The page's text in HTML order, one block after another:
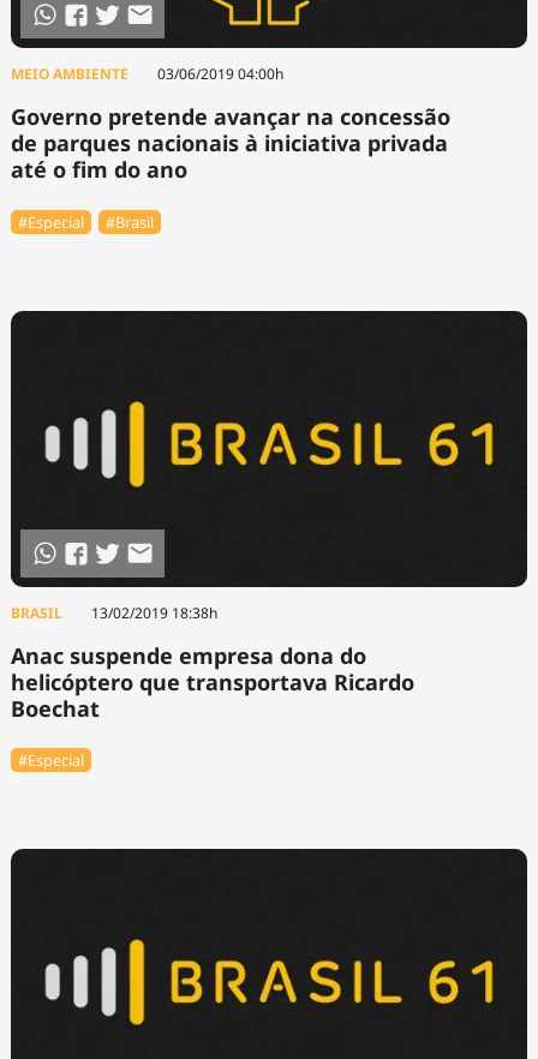
MEIO AMBIENTE 03/06/2019 04:00h
Governo pretende avançar na concessão
de parques nacionais à iniciativa privada
até o fim do ano
#Especial #Brasil
BRASIL 13/02/2019 18:38h
Anac suspende empresa dona do
helicóptero que transportava Ricardo
Boechat
#Especial